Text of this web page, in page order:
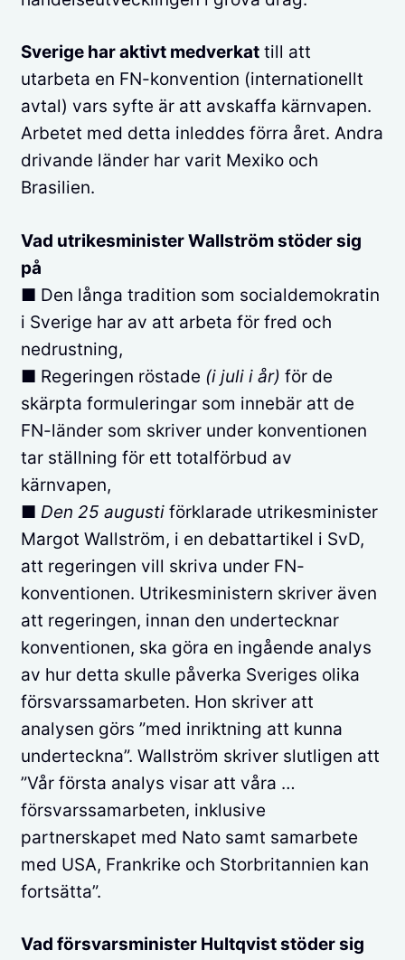
Sverige har aktivt medverkat till att
utarbeta en FN-konvention (internationellt
avtal) vars syfte är att avskaffa kärnvapen.
Arbetet med detta inleddes förra året. Andra
drivande länder har varit Mexiko och
Brasilien.
Vad utrikesminister Wallström stöder sig
på
■ Den långa tradition som socialdemokratin
i Sverige har av att arbeta för fred och
nedrustning,
■ Regeringen röstade (i juli i år) för de
skärpta formuleringar som innebär att de
FN-länder som skriver under konventionen
tar ställning för ett totalförbud av
kärnvapen,
■ Den 25 augusti förklarade utrikesminister
Margot Wallström, i en debattartikel i SvD,
att regeringen vill skriva under FN-
konventionen. Utrikesministern skriver även
att regeringen, innan den undertecknar
konventionen, ska göra en ingående analys
av hur detta skulle påverka Sveriges olika
försvarssamarbeten. Hon skriver att
analysen görs ”med inriktning att kunna
underteckna”. Wallström skriver slutligen att
”Vår första analys visar att våra …
försvarssamarbeten, inklusive
partnerskapet med Nato samt samarbete
med USA, Frankrike och Storbritannien kan
fortsätta”.
Vad försvarsminister Hultqvist stöder sig